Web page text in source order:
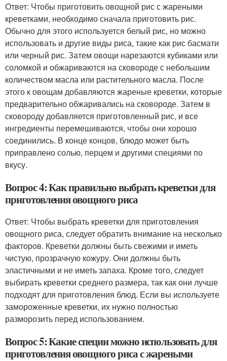
Ответ: Чтобы приготовить овощной рис с жареными
креветками, необходимо сначала приготовить рис.
Обычно для этого используется белый рис, но можно
использовать и другие виды риса, такие как рис басмати
или черный рис. Затем овощи нарезаются кубиками или
соломкой и обжариваются на сковороде с небольшим
количеством масла или растительного масла. После
этого к овощам добавляются жареные креветки, которые
предварительно обжаривались на сковороде. Затем в
сковороду добавляется приготовленный рис, и все
ингредиенты перемешиваются, чтобы они хорошо
соединились. В конце концов, блюдо может быть
приправлено солью, перцем и другими специями по
вкусу.
Вопрос 4: Как правильно выбрать креветки для
приготовления овощного риса
Ответ: Чтобы выбрать креветки для приготовления
овощного риса, следует обратить внимание на несколько
факторов. Креветки должны быть свежими и иметь
чистую, прозрачную кожуру. Они должны быть
эластичными и не иметь запаха. Кроме того, следует
выбирать креветки среднего размера, так как они лучше
подходят для приготовления блюд. Если вы используете
замороженные креветки, их нужно полностью
разморозить перед использованием.
Вопрос 5: Какие специи можно использовать для
приготовления овощного риса с жареными